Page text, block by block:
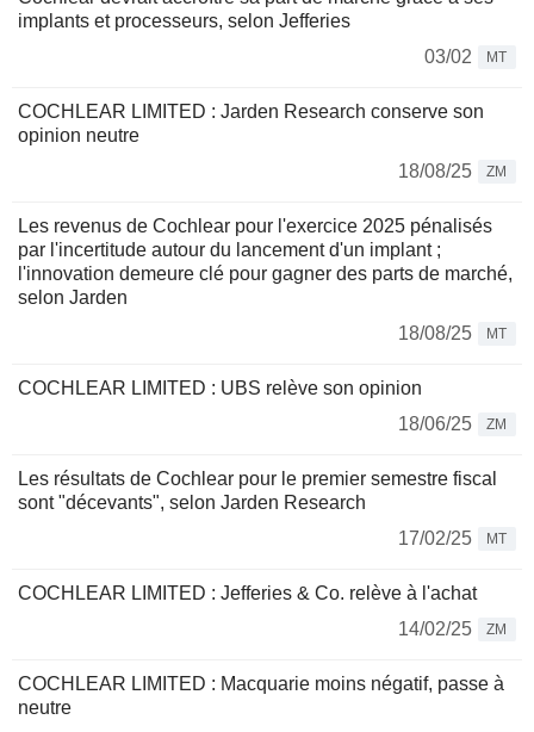
implants et processeurs, selon Jefferies
03/02
MT
COCHLEAR LIMITED : Jarden Research conserve son
opinion neutre
18/08/25
ZM
Les revenus de Cochlear pour l'exercice 2025 pénalisés
par l'incertitude autour du lancement d'un implant ;
l'innovation demeure clé pour gagner des parts de marché,
selon Jarden
18/08/25
MT
COCHLEAR LIMITED : UBS relève son opinion
18/06/25
ZM
Les résultats de Cochlear pour le premier semestre fiscal
sont "décevants", selon Jarden Research
17/02/25
MT
COCHLEAR LIMITED : Jefferies & Co. relève à l'achat
14/02/25
ZM
COCHLEAR LIMITED : Macquarie moins négatif, passe à
neutre